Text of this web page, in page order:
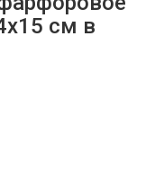
см в